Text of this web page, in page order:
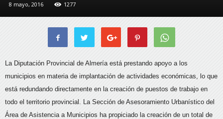
8 mayo, 2016 1277
La Diputación Provincial de Almería está prestando apoyo a los
municipios en materia de implantación de actividades económicas, lo que
está redundando directamente en la creación de puestos de trabajo en
todo el territorio provincial. La Sección de Asesoramiento Urbanístico del
Área de Asistencia a Municipios ha propiciado la creación de un total de